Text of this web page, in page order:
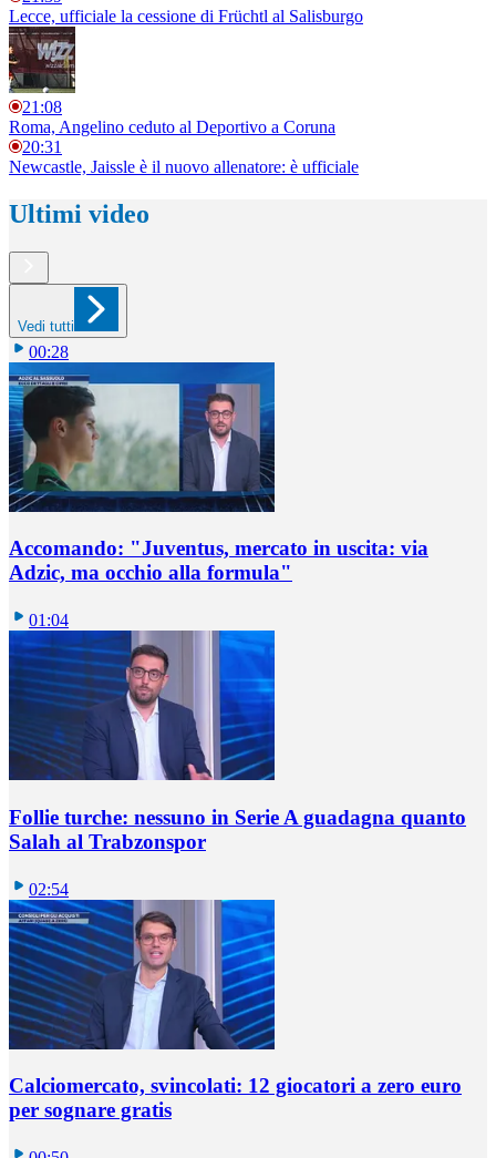
Lecce, ufficiale la cessione di Früchtl al Salisburgo
21:08
Roma, Angelino ceduto al Deportivo a Coruna
20:31
Newcastle, Jaissle è il nuovo allenatore: è ufficiale
Ultimi video
Vedi tutti
00:28
Accomando: "Juventus, mercato in uscita: via
Adzic, ma occhio alla formula"
01:04
Follie turche: nessuno in Serie A guadagna quanto
Salah al Trabzonspor
02:54
Calciomercato, svincolati: 12 giocatori a zero euro
per sognare gratis